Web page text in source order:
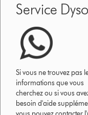
Service
Si vous ne trouvez pas
informations que vous
cherchez ou si vous
besoin d'aide